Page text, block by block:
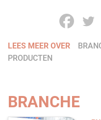
LEES MEER OVER
PRODUCTEN
BRANCHE